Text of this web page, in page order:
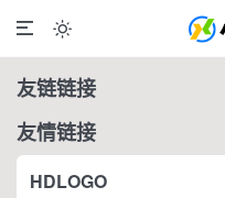

友链链接
友情链接
HDLOGO